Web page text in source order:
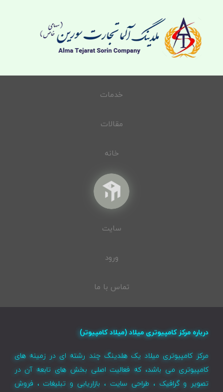
خدمات
مقالات
خانه
سایت
ورود
تماس با ما
درباره مرکز کامپیوتری میلاد (میلاد کامپیوتر)
مرکز کامپیوتری میلاد یک هلدینگ چند رشته ای در زمینه های
کامپیوتری می باشد، که فعالیت اصلی بخش های تابعه آن در
تصویر و گرافیک ، طراحی سایت ، بازاریابی و تبلیغات ، فروش